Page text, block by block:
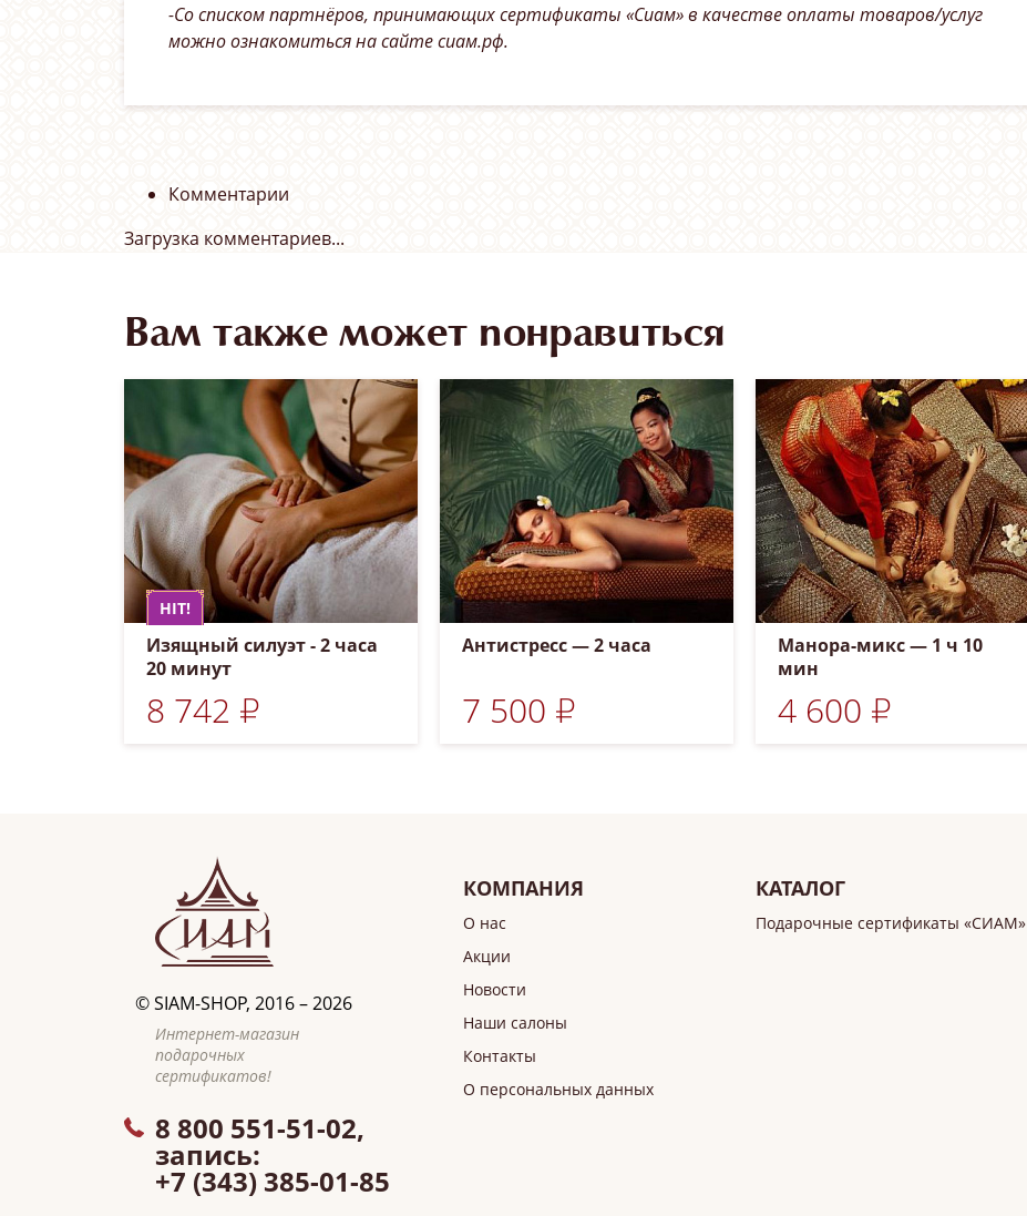
-Со списком партнёров, принимающих сертификаты «Сиам» в качестве оплаты товаров/услуг
можно ознакомиться на сайте сиам.рф.
Комментарии
Загрузка комментариев...
Вам также может понравиться
HIT!
Изящный силуэт - 2 часа
20 минут
8 742 ₽
Антистресс — 2 часа
7 500 ₽
Манора-микс — 1 ч 10
мин
4 600 ₽
©SIAM-SHOP, 2016 – 2026
Интернет-магазин
подарочных
сертификатов!
8 800 551-51-02,
запись:
+7 (343) 385-01-85
КОМПАНИЯ
О нас
Акции
Новости
Наши салоны
Контакты
О персональных данных
КАТАЛОГ
Подарочные сертификаты «СИАМ»